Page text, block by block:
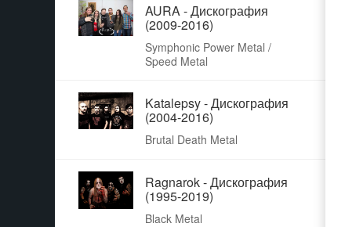
AURA - Дискография
(2009-2016)
Symphonic Power Metal /
Speed Metal
Katalepsy - Дискография
(2004-2016)
Brutal Death Metal
Ragnarok - Дискография
(1995-2019)
Black Metal